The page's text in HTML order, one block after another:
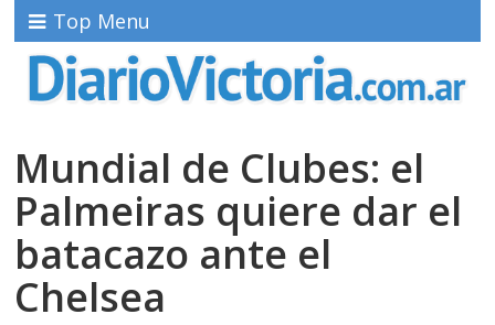
Top Menu
Mundial de Clubes: el
Palmeiras quiere dar el
batacazo ante el
Chelsea